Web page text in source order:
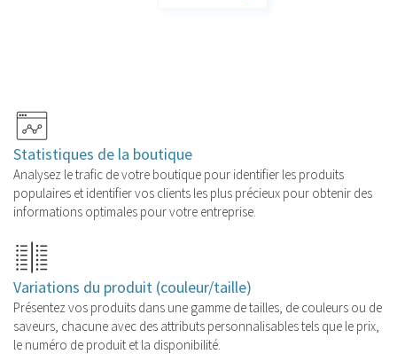
Statistiques de la boutique
Analysez le trafic de votre boutique pour identifier les produits
populaires et identifier vos clients les plus précieux pour obtenir des
informations optimales pour votre entreprise.
Variations du produit (couleur/taille)
Présentez vos produits dans une gamme de tailles, de couleurs ou de
saveurs, chacune avec des attributs personnalisables tels que le prix,
le numéro de produit et la disponibilité.